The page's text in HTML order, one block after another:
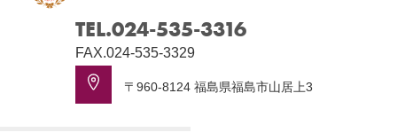
TEL.024-535-3316
FAX.024-535-3329
〒960-8124 福島県福島市山居上3